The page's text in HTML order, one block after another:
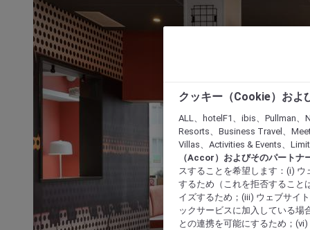
クッキー（Cookie）およ
ALL、hotelF1、ibis、Pullman
Resorts、Business Travel、
Villas、Activities & Events、
（Accor）およびそのパートナ
スすることを希望します：(i)
するため（これを拒否すること
イズするため；(iii) ウェブサイ
ックサービスに加入している場
との連携を可能にするため；